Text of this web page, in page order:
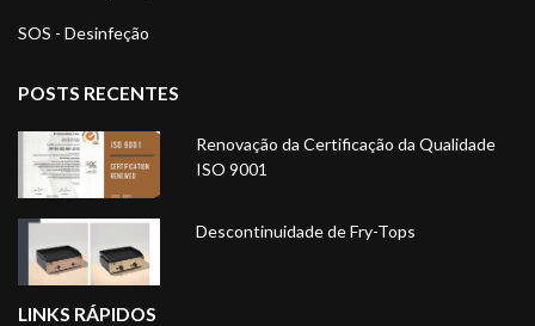
SOS - Desinfeção
POSTS RECENTES
Renovação da Certificação da Qualidade
ISO 9001
Descontinuidade de Fry-Tops
LINKS RÁPIDOS